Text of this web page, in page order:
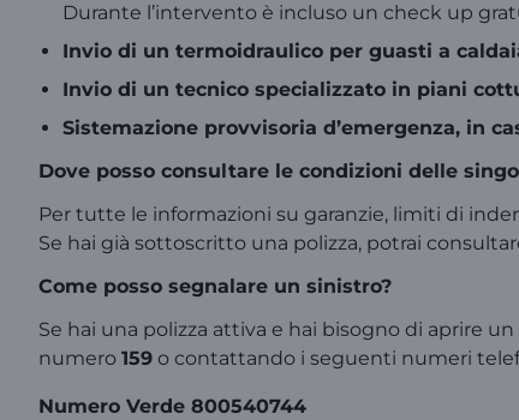
Durante l’intervento è incluso un check up
Invio di un termoidraulico per guasti a
Invio di un tecnico specializzato in piani
Sistemazione provvisoria d’emergenza, in
Dove posso consultare le condizioni delle
Per tutte le informazioni su garanzie, limiti di
Se hai già sottoscritto una polizza, potrai
Come posso segnalare un sinistro?
Se hai una polizza attiva e hai bisogno di aprire
numero 159 o contattando i seguenti numeri
Numero Verde 800540744